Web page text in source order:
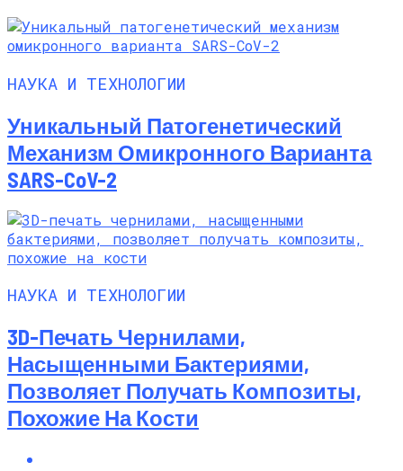
НАУКА И ТЕХНОЛОГИИ
Уникальный Патогенетический
Механизм Омикронного Варианта
SARS-CoV-2
НАУКА И ТЕХНОЛОГИИ
3D-Печать Чернилами,
Насыщенными Бактериями,
Позволяет Получать Композиты,
Похожие На Кости